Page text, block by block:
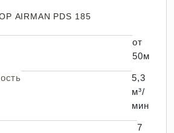
AIRMAN PDS 185
от
50м
5,3
м³/
мин
7